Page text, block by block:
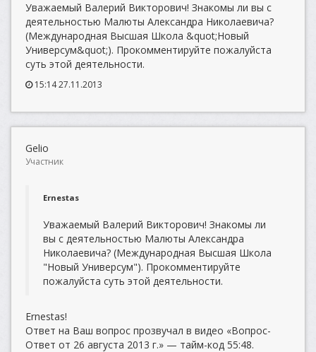
Уважаемый Валерий Викторович! Знакомы ли вы с
деятельностью Малюты Александра Николаевича?
(Международная Высшая Школа &quot;Новый
Универсум&quot;). Прокомментируйте пожалуйста
суть этой деятельности.
15:14 27.11.2013
Gelio
Участник
Ernestas
Уважаемый Валерий Викторович! Знакомы ли
вы с деятельностью Малюты Александра
Николаевича? (Международная Высшая Школа
"Новый Универсум"). Прокомментируйте
пожалуйста суть этой деятельности.
Ernestas!
Ответ на Ваш вопрос прозвучал в видео «Вопрос-
Ответ от 26 августа 2013 г.» — тайм-код 55:48.